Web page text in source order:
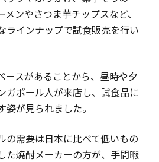
ンやさつま芋チップスなど、
ラインナップで試食販売を行い
ースがあることから、昼時や夕
ガポール人が来店し、試食品に
が見られました。
の需要は日本に比べて低いもの
た焼酎メーカーの方が、手間暇